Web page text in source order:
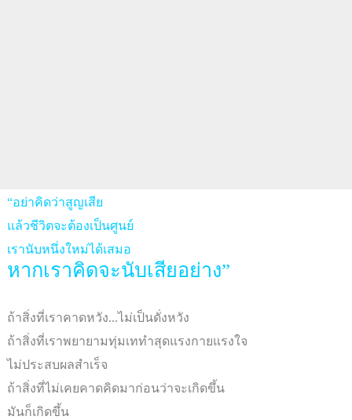
“อย่าคิดว่าสูญเสีย
แล้วชีวิตจะต้องเป็นศูนย์
เรานับหนึ่งใหม่ได้เสมอ
หากเราคิดจะนับเสียอย่าง”
ถ้าสิ่งที่เราคาดหวัง...ไม่เป็นดั่งหวัง
ถ้าสิ่งที่เราพยายามทุ่มเททำสุดแรงกายแรงใจ
ไม่ประสบผลสำเร็จ
ถ้าสิ่งที่ไม่เคยคาดคิดมาก่อนว่าจะเกิดขึ้น
มันก็เกิดขึ้น